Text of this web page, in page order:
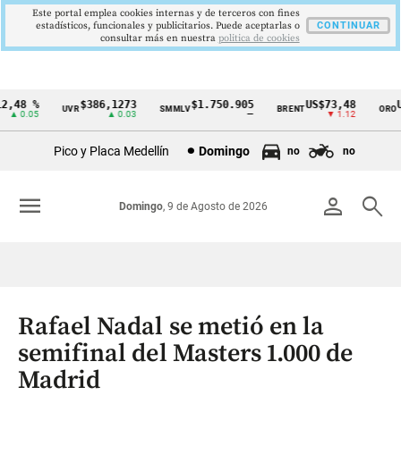
Cintillo
Colombia
%
0.05
UVR$386,1273
▲ 0.03
SMMLV$1.750.905 BRENTUS$73,48
▼ 1.12
ORO
Pico y Placa Medellín Domingo no no
person search
Domingo, 9 de Agosto de 2026
menu
Rafael Nadal se metió en la
semifinal del Masters 1.000 de
Madrid
Este portal emplea cookies internas y de terceros con fines
estadísticos, funcionales y publicitarios. Puede aceptarlas o
consultar más en nuestra politica de cookies
CONTINUAR